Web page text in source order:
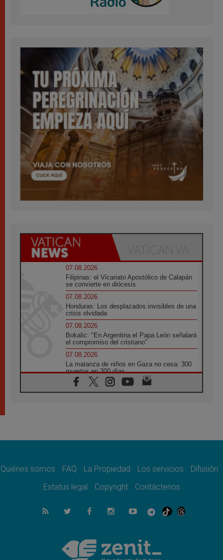
07.08.2026
Filipinas: el Vicariato Apostólico de Calapán
se convierte en diócesis
07.08.2026
Honduras: Los desplazados invisibles de una
crisis olvidada
07.08.2026
Bokalic: "En Argentina el Papa León señalará
el compromiso del cristiano"
07.08.2026
La matanza de niños en Gaza no cesa: 300
muertos en 300 días
07.08.2026
Tagle: La guerra desfigura el mundo, solo la
como misión al servicio del Evangelio
SIGNIS 2026, dar voz a las religiosas en el
07.08.2026
Lanzan un proyecto de empoderamiento
Programa oficial del Viaje Apostólico del
Papa León XIV a Francia
Quiénes somos FAQ La Propiedad Los servicios
Difusión
Estatus legal
Copyright Contáctenos